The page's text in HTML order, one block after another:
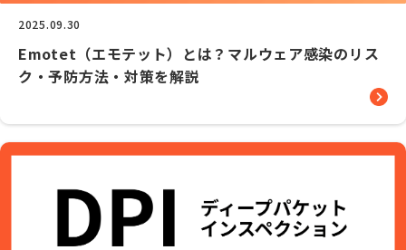
2025.09.30
Emotet（エモテット）とは？マルウェア感染のリス
ク・予防方法・対策を解説